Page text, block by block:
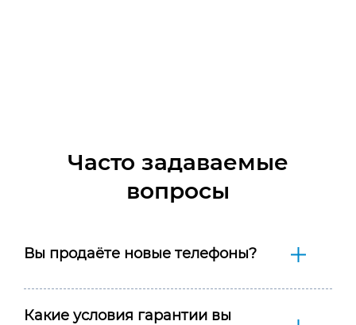
Часто задаваемые
вопросы
Вы продаёте новые телефоны?
Какие условия гарантии вы